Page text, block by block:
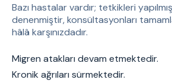
Bazı hastalar vardır; tetkikleri
denenmiştir, konsültasyonları
hâlâ karşınızdadır.
Migren atakları devam etmektedir.
Kronik ağrıları sürmektedir.